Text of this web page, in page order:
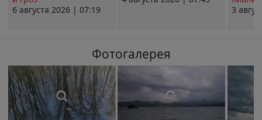
6 августа 2026 | 07:19
3
Фотогалерея